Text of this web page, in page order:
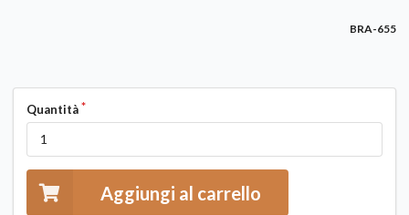
BRA-655
Quantità
Aggiungi al carrello